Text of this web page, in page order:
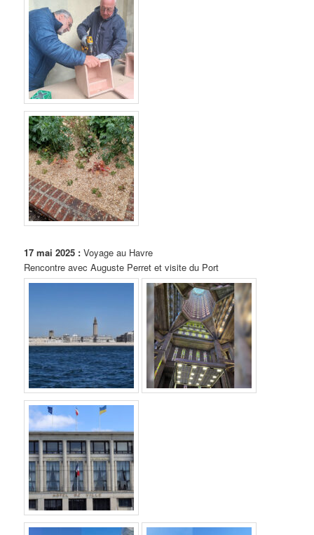
17 mai 2025 : Voyage au Havre
Rencontre avec Auguste Perret et visite du Port